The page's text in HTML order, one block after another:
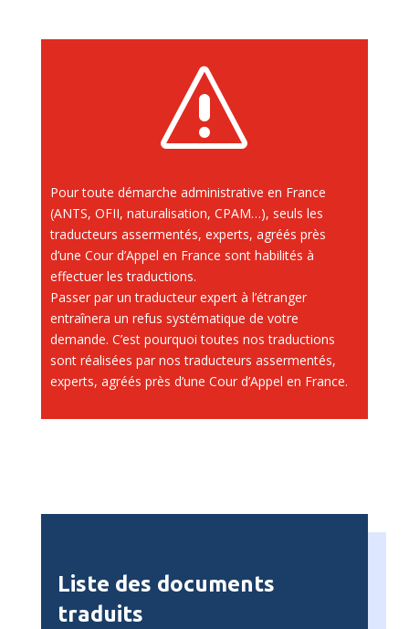
s
Pour toute démarche administrative en France
(ANTS, OFII, naturalisation, CPAM…), seuls les
traducteurs assermentés, experts, agréés près
d’une Cour d’Appel en France sont habilités à
effectuer les traductions.
Passer par un traducteur expert à l’étranger
entraînera un refus systématique de votre
demande. C’est pourquoi toutes nos traductions
sont réalisées par nos traducteurs assermentés,
experts, agréés près d’une Cour d’Appel en France.
Liste des documents
traduits